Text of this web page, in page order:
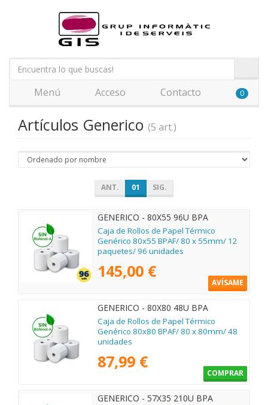
Menú Acceso Contacto 0
Artículos Generico (5 art.)
ANT. 01 SIG.
GENERICO - 80X55 96U BPA
Caja de Rollos de Papel Térmico
Genérico 80x55 BPAF/ 80 x 55mm/ 12
paquetes/ 96 unidades
145,00 €
AVÍSAME
GENERICO - 80X80 48U BPA
Caja de Rollos de Papel Térmico
Genérico 80x80 BPAF/ 80 x 80mm/ 48
unidades
87,99 €
COMPRAR
GENERICO - 57X35 210U BPA